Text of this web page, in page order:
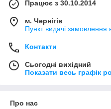
Працює з 30.10.2014
м. Чернігів
Пункт видачі замовлення
Контакти
Сьогодні вихідний
Показати весь графік
Про нас